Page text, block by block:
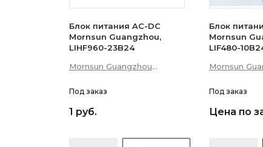
Блок питания AC-DC
Mornsun Guangzhou,
LIHF960-23B24
Mornsun Guangzhou
Co., Ltd
Под заказ
1 руб.
Блок
Mornsun
LIF480-
Mornsun
Co., Ltd
Под заказ
Цена по